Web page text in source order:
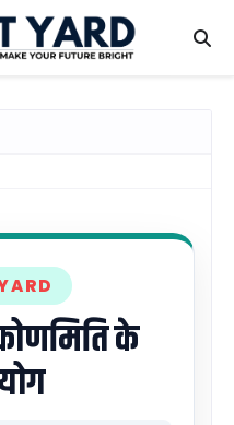
के